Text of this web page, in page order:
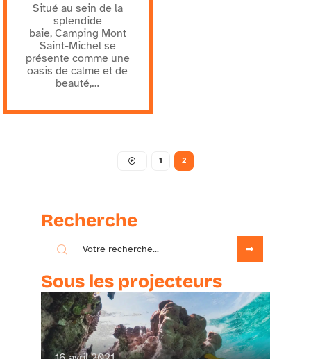
Situé au sein de la
splendide
baie, Camping Mont
Saint-Michel se
présente comme une
oasis de calme et de
beauté,…
1 2
Recherche
Sous les projecteurs